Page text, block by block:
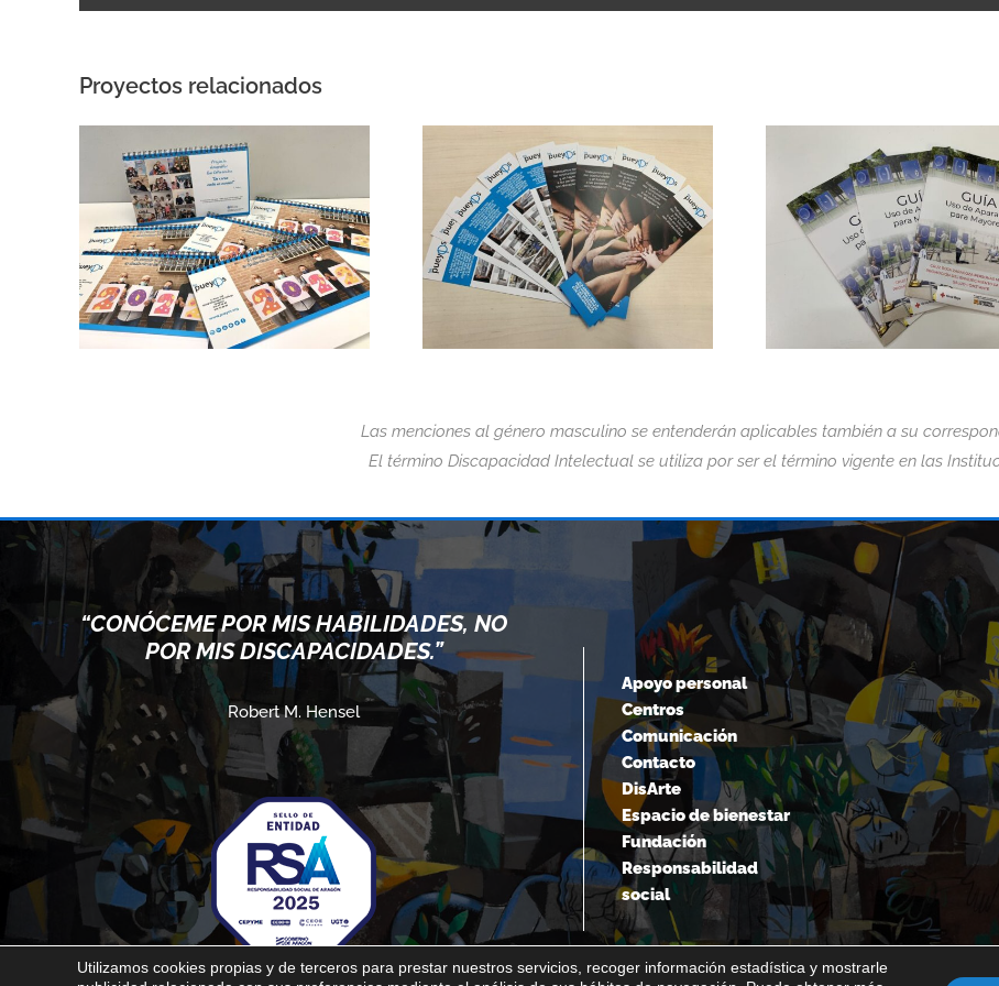
Proyectos relacionados
Las menciones al género masculino se entenderán aplicables también a su
El término Discapacidad Intelectual se utiliza por ser el término vigente en las
“CONÓCEME POR MIS HABILIDADES, NO
POR MIS DISCAPACIDADES.”
Robert M. Hensel
“CUANDO ACEPTAMOS NUESTROS
LÍMITES, VAMOS MÁS ALLÁ DE ELLOS.”
Albert Einstein
Apoyo personal
Centros
Comunicación
Contacto
DisArte
Espacio de bienestar
Fundación
Responsabilidad
social
Utilizamos cookies propias y de terceros para prestar nuestros servicios, recoger información estadística y mostrarle